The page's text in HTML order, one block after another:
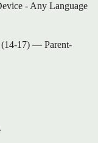
- Any Language
(14-17) — Parent-